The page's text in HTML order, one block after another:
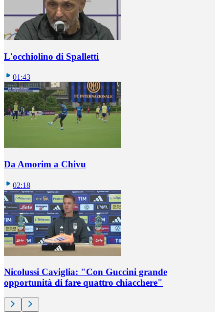
L'occhiolino di Spalletti
01:43
Da Amorim a Chivu
02:18
Nicolussi Caviglia: "Con Guccini grande
opportunità di fare quattro chiacchere"